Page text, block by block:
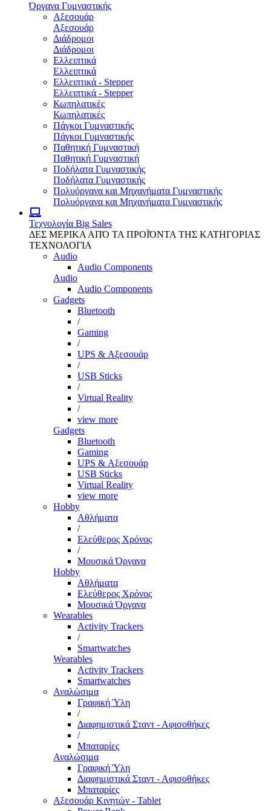
Όργανα Γυμναστικής
Αξεσουάρ
Αξεσουάρ
Διάδρομοι
Διάδρομοι
Ελλειπτικά
Ελλειπτικά
Ελλειπτικά - Stepper
Ελλειπτικά - Stepper
Κωπηλατικές
Κωπηλατικές
Πάγκοι Γυμναστικής
Πάγκοι Γυμναστικής
Παθητική Γυμναστική
Παθητική Γυμναστική
Ποδήλατα Γυμναστικής
Ποδήλατα Γυμναστικής
Πολυόργανα και Μηχανήματα Γυμναστικής
Πολυόργανα και Μηχανήματα Γυμναστικής
Τεχνολογία Big Sales
ΔΕΣ ΜΕΡΙΚΑ ΑΠΌ ΤΑ ΠΡΟΪΌΝΤΑ ΤΗΣ ΚΑΤΗΓΟΡΙΑΣ
ΤΕΧΝΟΛΟΓΙΑ
Audio
Audio Components
Audio
Audio Components
Gadgets
Bluetooth
/
Gaming
/
UPS & Αξεσουάρ
/
USB Sticks
/
Virtual Reality
/
view more
Gadgets
Bluetooth
Gaming
UPS & Αξεσουάρ
USB Sticks
Virtual Reality
view more
Hobby
Αθλήματα
/
Ελεύθερος Χρόνος
/
Μουσικά Όργανα
Hobby
Αθλήματα
Ελεύθερος Χρόνος
Μουσικά Όργανα
Wearables
Activity Trackers
/
Smartwatches
Wearables
Activity Trackers
Smartwatches
Αναλώσιμα
Γραφική Ύλη
/
Διαφημιστικά Σταντ - Αφισοθήκες
/
Μπαταρίες
Αναλώσιμα
Γραφική Ύλη
Διαφημιστικά Σταντ - Αφισοθήκες
Μπαταρίες
Αξεσουάρ Κινητών - Tablet